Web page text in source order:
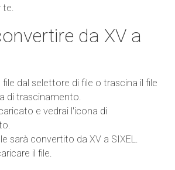
da XV a
file dal selettore di file o trascina il file
di trascinamento.
e vedrai l'icona di
sarà convertito da XV a SIXEL.
il file.